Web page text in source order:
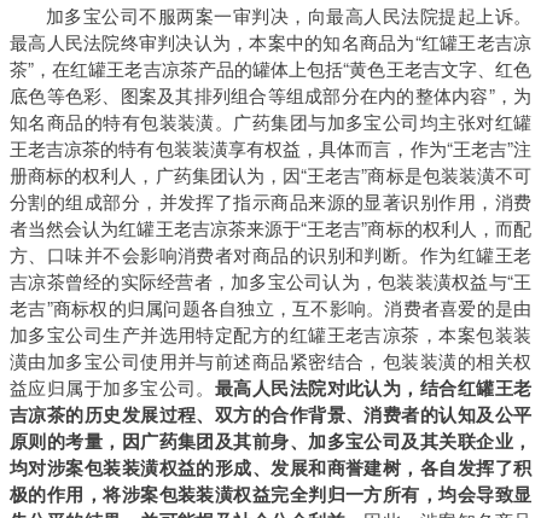
加多宝公司不服两案一审判决，向最高人民法院提起上诉。
最高人民法院终审判决认为，本案中的知名商品为“红罐王老吉凉
茶”，在红罐王老吉凉茶产品的罐体上包括“黄色王老吉文字、红色
底色等色彩、图案及其排列组合等组成部分在内的整体内容”，为
知名商品的特有包装装潢。广药集团与加多宝公司均主张对红罐
王老吉凉茶的特有包装装潢享有权益，具体而言，作为“王老吉”注
册商标的权利人，广药集团认为，因“王老吉”商标是包装装潢不可
分割的组成部分，并发挥了指示商品来源的显著识别作用，消费
者当然会认为红罐王老吉凉茶来源于“王老吉”商标的权利人，而配
方、口味并不会影响消费者对商品的识别和判断。作为红罐王老
吉凉茶曾经的实际经营者，加多宝公司认为，包装装潢权益与“王
老吉”商标权的归属问题各自独立，互不影响。消费者喜爱的是由
加多宝公司生产并选用特定配方的红罐王老吉凉茶，本案包装装
潢由加多宝公司使用并与前述商品紧密结合，包装装潢的相关权
益应归属于加多宝公司。 最高人民法院对此认为，结合红罐王老
吉凉茶的历史发展过程、双方的合作背景、消费者的认知及公平
原则的考量，因广药集团及其前身、加多宝公司及其关联企业，
均对涉案包装装潢权益的形成、发展和商誉建树，各自发挥了积
极的作用，将涉案包装装潢权益完全判归一方所有，均会导致显